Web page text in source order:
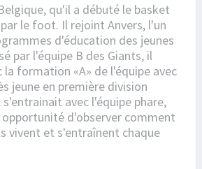
qu'il a débuté le basket
le foot. Il rejoint Anvers, l'un
d'éducation des jeunes
par l'équipe B des Giants, il
la formation «A» de l'équipe avec
jeune en première division
s'entrainait avec l'équipe phare,
opportunité d'observer comment
vivent et s'entraînent chaque